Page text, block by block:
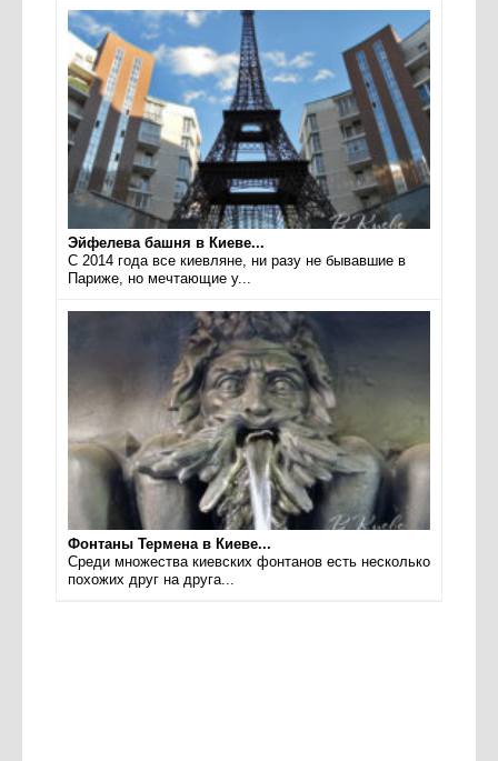
Эйфелева башня в Киеве...
С 2014 года все киевляне, ни разу не бывавшие в
Париже, но мечтающие у...
Фонтаны Термена в Киеве...
Среди множества киевских фонтанов есть несколько
похожих друг на друга...